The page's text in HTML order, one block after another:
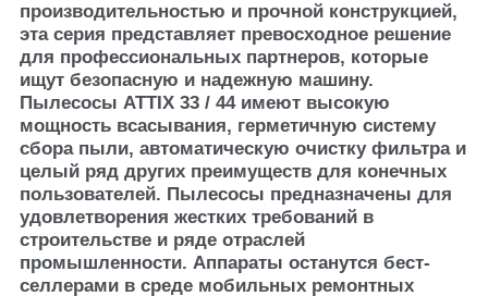
производительностью и прочной конструкцией,
эта серия представляет превосходное решение
для профессиональных партнеров, которые
ищут безопасную и надежную машину.
Пылесосы ATTIX 33 / 44 имеют высокую
мощность всасывания, герметичную систему
сбора пыли, автоматическую очистку фильтра и
целый ряд других преимуществ для конечных
пользователей. Пылесосы предназначены для
удовлетворения жестких требований в
строительстве и ряде отраслей
промышленности. Аппараты останутся бест-
селлерами в среде мобильных ремонтных